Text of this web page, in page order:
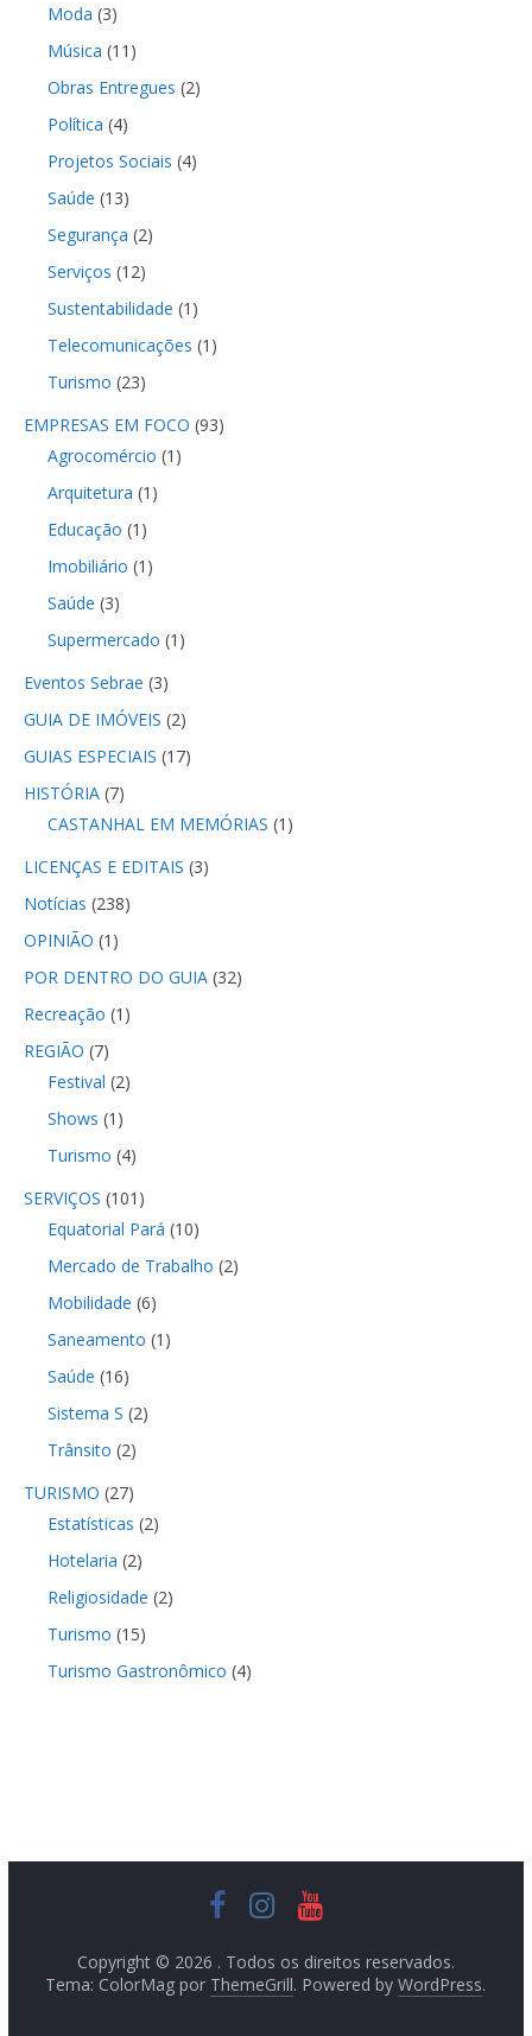
Moda (3)
Música (11)
Obras Entregues (2)
Política (4)
Projetos Sociais (4)
Saúde (13)
Segurança (2)
Serviços (12)
Sustentabilidade (1)
Telecomunicações (1)
Turismo (23)
EMPRESAS EM FOCO (93)
Agrocomércio (1)
Arquitetura (1)
Educação (1)
Imobiliário (1)
Saúde (3)
Supermercado (1)
Eventos Sebrae (3)
GUIA DE IMÓVEIS (2)
GUIAS ESPECIAIS (17)
HISTÓRIA(7)
CASTANHAL EM MEMÓRIAS (1)
LICENÇAS E EDITAIS (3)
Notícias (238)
OPINIÃO (1)
POR DENTRO DO GUIA(32)
Recreação (1)
REGIÃO (7)
Festival (2)
Shows (1)
Turismo (4)
SERVIÇOS (101)
Equatorial Pará (10)
Mercado de Trabalho (2)
Mobilidade (6)
Saneamento (1)
Saúde (16)
Sistema S (2)
Trânsito (2)
TURISMO (27)
Estatísticas (2)
Hotelaria (2)
Religiosidade (2)
Turismo (15)
Turismo Gastronômico (4)
Copyright © 2026 . Todos os direitos reservados.
Tema: ColorMag por ThemeGrill. Powered byWordPress.